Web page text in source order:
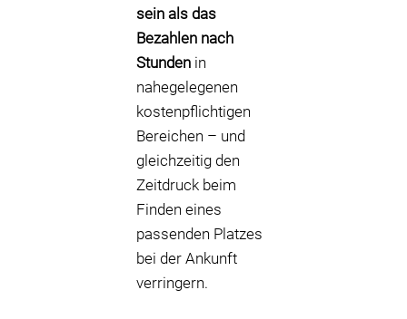
sein als das
Bezahlen nach
Stunden in
nahegelegenen
kostenpflichtigen
Bereichen – und
gleichzeitig den
Zeitdruck beim
Finden eines
passenden Platzes
bei der Ankunft
verringern.